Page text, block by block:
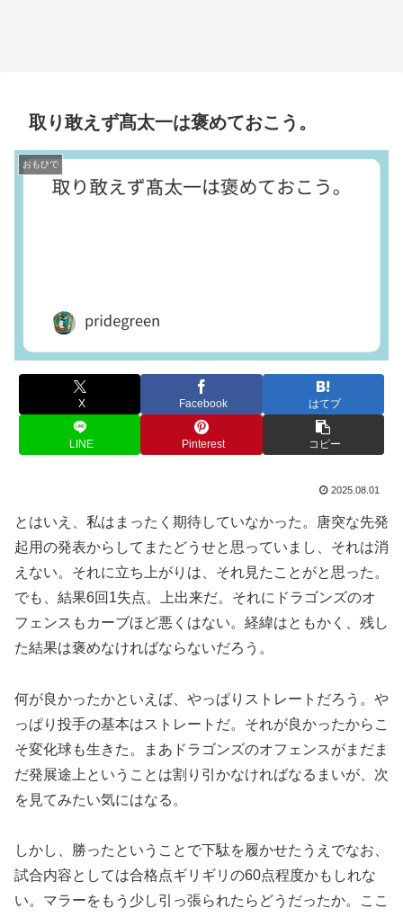
取り敢えず髙太一は褒めておこう。
おもひで
X Facebook はてブ
LINE Pinterest コピー
2025.08.01
とはいえ、私はまったく期待していなかった。唐突な先発
起用の発表からしてまたどうせと思っていまし、それは消
えない。それに立ち上がりは、それ見たことがと思った。
でも、結果6回1失点。上出来だ。それにドラゴンズのオ
フェンスもカーブほど悪くはない。経緯はともかく、残し
た結果は褒めなければならないだろう。
何が良かったかといえば、やっぱりストレートだろう。や
っぱり投手の基本はストレートだ。それが良かったからこ
そ変化球も生きた。まあドラゴンズのオフェンスがまだま
だ発展途上ということは割り引かなければなるまいが、次
を見てみたい気にはなる。
しかし、勝ったということで下駄を履かせたうえでなお、
試合内容としては合格点ギリギリの60点程度かもしれな
い。マラーをもう少し引っ張られたらどうだったか。ここ